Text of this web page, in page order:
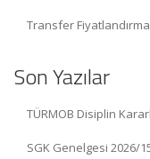
Transfer
Son Yazılar
TÜRMOB Disiplin
SGK Genelgesi 2026/